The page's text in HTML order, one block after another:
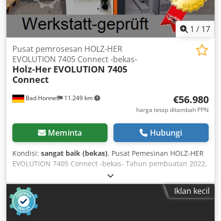
1 / 17
Bad Honnef 11.249 km
Pusat pemrosesan HOLZ-HER
EVOLUTION 7405 Connect -bekas-
Holz-Her EVOLUTION 7405
Connect
€56.980
harga tetap ditambah PPN
Meminta Hubungi
Kondisi: sangat baik (bekas), Pusat Pemesinan HOLZ-HER
EVOLUTION 7405 Connect -bekas- Tahun pembuatan 2022,
pompa vakum terintegrasi, pemesinan secara
berkelanjutan, pemotongan tepi pada 4 sisi, posisi
pengisap otomatis, panduan prisma yang diperkeras dan
terlindungi dari debu, spindel bola pada semua sumbu,
kartu jaringan untuk pemeliharaan jarak jauh, lemari
Iklan kecil